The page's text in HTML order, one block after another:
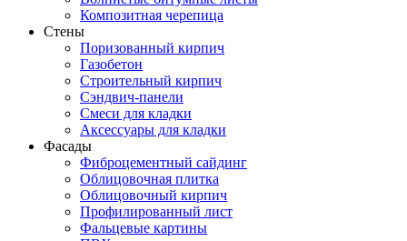
Композитная черепица
Стены
Поризованный кирпич
Газобетон
Строительный кирпич
Сэндвич-панели
Смеси для кладки
Аксессуары для кладки
Фасады
Фиброцементный сайдинг
Облицовочная плитка
Облицовочный кирпич
Профилированный лист
Фальцевые картины